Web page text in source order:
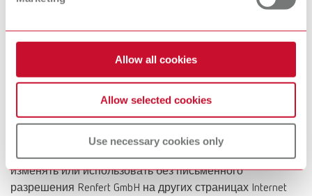
Allow all cookies
Allow selected cookies
Use necessary cookies only
ссылки. Если мы обнаружим или нам сообщат, что
предложение, к которому получен доступ через ссылки,
содержит противоправную информацию, данная
ссылка будет удалена с нашей страницы.
Условия использования
Содержание www.renfert.com защищено авторскими
правами.При размножении содержимого публикаций
следует ссылаться на Renfert GmbH, являющимся
собственником авторских прав.Содержание нельзя
изменять или использовать без письменного
разрешения Renfert GmbH на других страницах Internet